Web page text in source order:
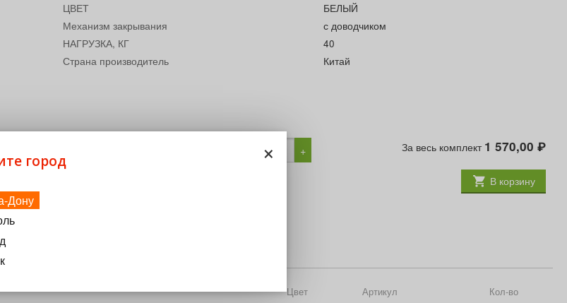
ЦВЕТ
БЕЛЫЙ
Механизм закрывания
с доводчиком
НАГРУЗКА, КГ
40
Страна производитель
Китай
+ За весь комплект1 570,00 ₽
В корзину
нагрузка 40кг
Точная регулировка: высота,
Дно и задняя стенка ящика 16
Цвет Артикул Кол-во
×
город
Дону